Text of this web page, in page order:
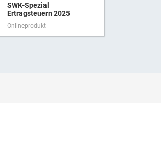
SWK-Spezial
Ertragsteuern 2025
Onlineprodukt